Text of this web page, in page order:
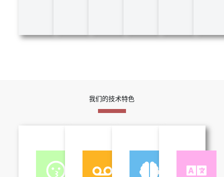
我们的技术特色